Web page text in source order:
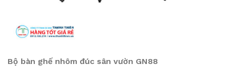
Bộ bàn ghế nhôm đúc sân vườn GN88